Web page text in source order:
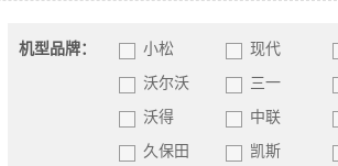
机型品牌： 小松 现代
沃尔沃
三一
沃得
中联
久保田
凯斯